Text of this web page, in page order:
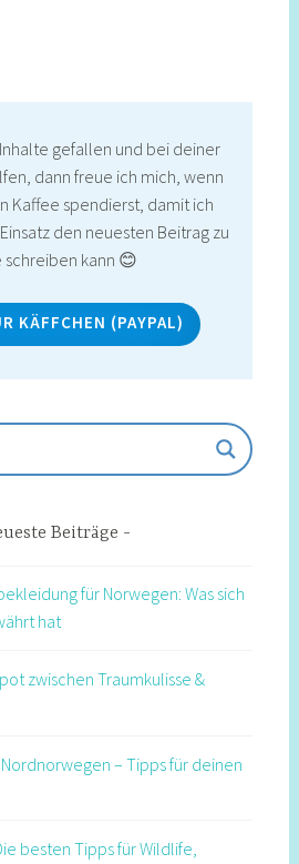
gefallen und bei deiner
dann freue ich mich, wenn
Kaffee spendierst, damit ich
den neuesten Beitrag zu
schreiben kann 😊
KÄFFCHEN (PAYPAL)
Beiträge
für Norwegen: Was sich
hat
zwischen Traumkulisse &
Nordnorwegen – Tipps für deinen
besten Tipps für Wildlife,